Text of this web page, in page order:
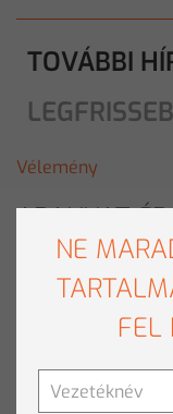
TOVÁBBI
Vélemény
ARANYAT
NE
FEL